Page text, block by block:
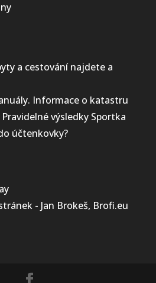
a cestování najdete a
Informace o katastru
výsledky Sportka
účtenkovky?
- Jan Brokeš, Brofi.eu